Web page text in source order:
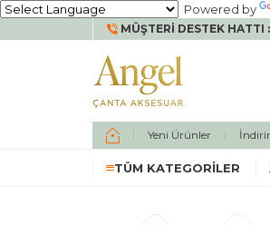
Powered by
MÜŞTERI DESTEK HATTI :
Yeni Ürünler
TÜM KATEGORILER